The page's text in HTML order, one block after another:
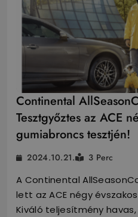
Continental
Tesztgyőztes az ACE
gumiabroncs tesztjén!
2024.10.21. 3 Perc
A Continental
lett az ACE négy
Kiváló teljesítmény havas,